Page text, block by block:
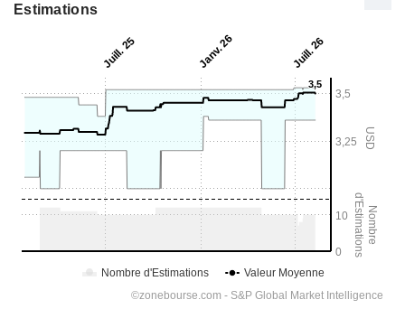
Estimations